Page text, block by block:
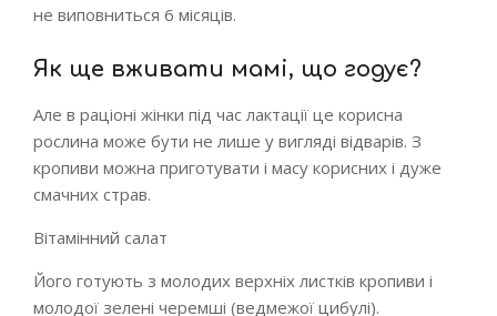
не виповниться 6 місяців.
Як ще вживати мамі, що годує?
Але в раціоні жінки під час лактації це корисна
рослина може бути не лише у вигляді відварів. З
кропиви можна приготувати і масу корисних і дуже
смачних страв.
Вітамінний салат
Його готують з молодих верхніх листків кропиви і
молодої зелені черемші (ведмежої цибулі).